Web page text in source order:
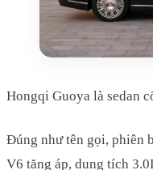
Hongqi Guoya là sedan
Đúng như tên gọi, phiên
V6 tăng áp, dung tích